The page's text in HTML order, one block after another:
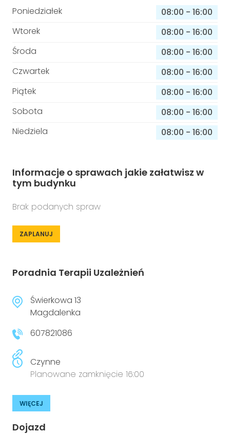
Poniedziałek 08:00 - 16:00
Wtorek
08:00 - 16:00
Środa
08:00 - 16:00
Czwartek
08:00 - 16:00
Piątek
08:00 - 16:00
Sobota
08:00 - 16:00
Niedziela
08:00 - 16:00
Informacje o sprawach jakie załatwisz w
tym budynku
Brak podanych spraw
ZAPLANUJ
Poradnia Terapii Uzależnień
Świerkowa 13
Magdalenka
607821086
Czynne
Planowane zamknięcie 16:00
WIĘCEJ
Dojazd